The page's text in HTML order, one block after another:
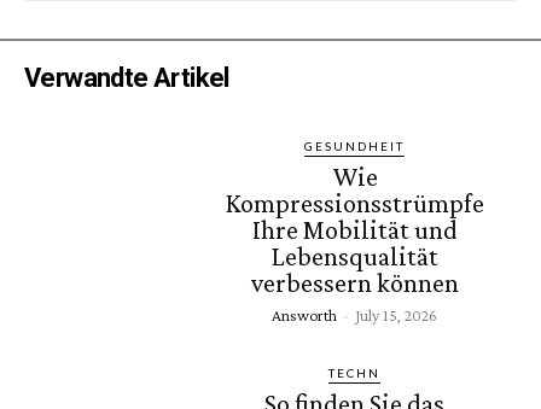
Verwandte Artikel
GESUNDHEIT
Wie
Kompressionsstrümpfe
Ihre Mobilität und
Lebensqualität
verbessern können
Answorth - July 15, 2026
TECHN